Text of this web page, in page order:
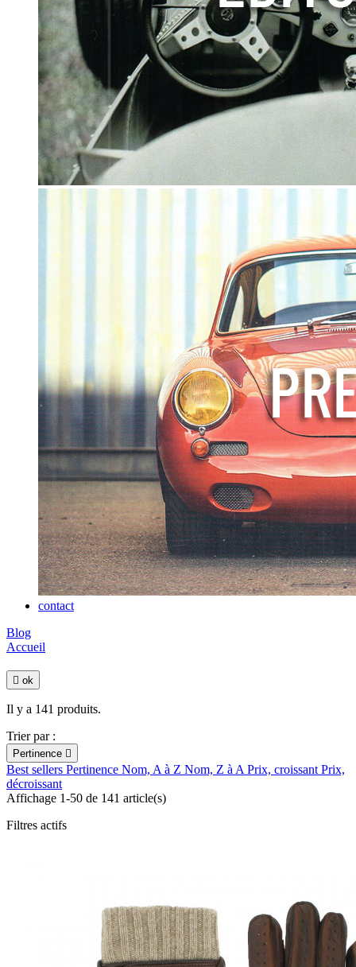
contact
Blog
Accueil
 ok
Il y a 141 produits.
Trier par :
Pertinence 
Best sellers Pertinence Nom, A à Z Nom, Z à A Prix, croissant Prix,
décroissant
Affichage 1-50 de 141 article(s)
Filtres actifs